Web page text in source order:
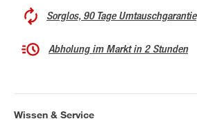
Sorglos, 90 Tage Umtauschgarantie
Abholung im Markt in 2 Stunden
Wissen & Service